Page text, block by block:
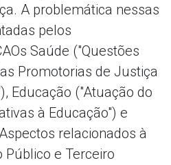
A problemática nessas
pelos
Saúde ("Questões
Promotorias de Justiça
Educação ("Atuação do
à Educação") e
relacionados à
e Terceiro